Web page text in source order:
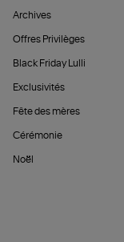
Archives
Offres Privilèges
Black Friday Lulli
Exclusivités
Fête des mères
Cérémonie
Noël